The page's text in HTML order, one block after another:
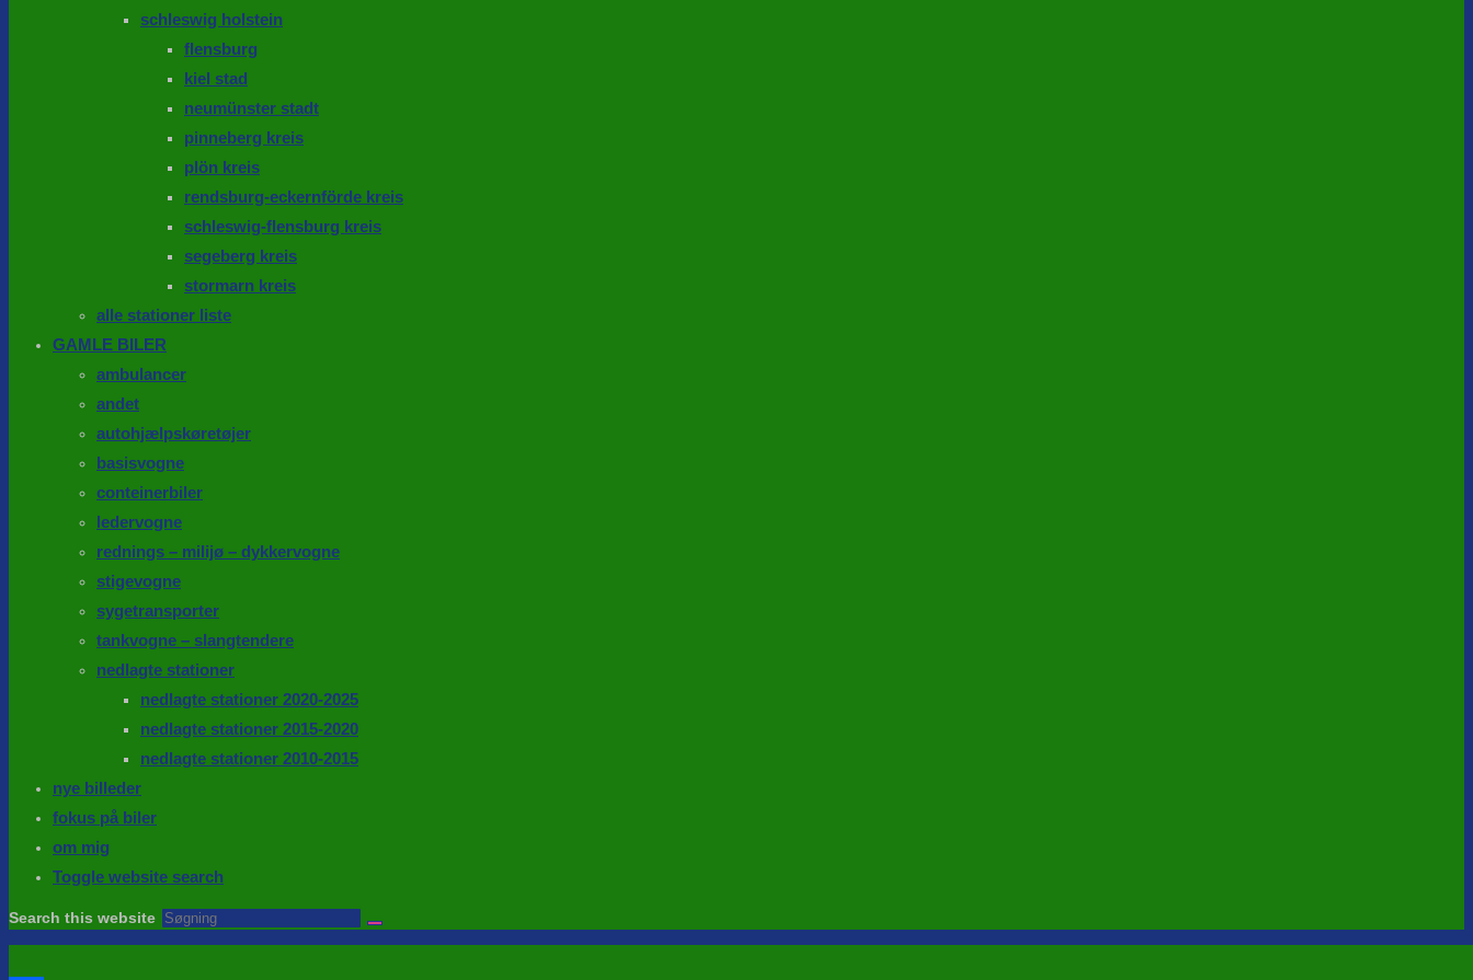
schleswig holstein
flensburg
kiel stad
neumünster stadt
pinneberg kreis
plön kreis
rendsburg-eckernförde kreis
schleswig-flensburg kreis
segeberg kreis
stormarn kreis
alle stationer liste
GAMLE BILER
ambulancer
andet
autohjælpskøretøjer
basisvogne
conteinerbiler
ledervogne
rednings – milijø – dykkervogne
stigevogne
sygetransporter
tankvogne – slangtendere
nedlagte stationer
nedlagte stationer 2020-2025
nedlagte stationer 2015-2020
nedlagte stationer 2010-2015
nye billeder
fokus på biler
om mig
Toggle website search
Search this website